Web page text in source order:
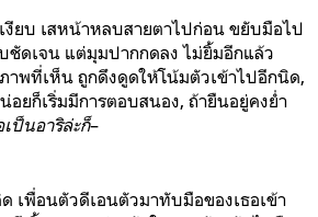
งียบ เสหน้าหลบสายตาไปก่อน ขยับมือไป
ดเจน แต่มุมปากกดลง ไม่ยิ้มอีกแล้ว
าพที่เห็น ถูกดึงดูดให้โน้มตัวเข้าไปอีกนิด,
ยก็เริ่มมีการตอบสนอง, ถ้ายืนอยู่คงย่ำ
เป็นอาริล่ะก็–
เพื่อนตัวดีเอนตัวมาทับมือของเธอเข้า